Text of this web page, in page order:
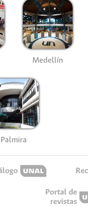
Medellín
Palmira
Portal de
revistas